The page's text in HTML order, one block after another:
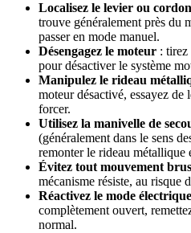
Localisez le levier ou
trouve généralement près du
passer en mode manuel.
Désengagez le moteur : tirez
pour désactiver le système
Manipulez le rideau
moteur désactivé, essayez de
forcer.
Utilisez la manivelle de
(généralement dans le sens
remonter le rideau métallique
Évitez tout mouvement
mécanisme résiste, au risque
Réactivez le mode électrique
complètement ouvert,
normal.